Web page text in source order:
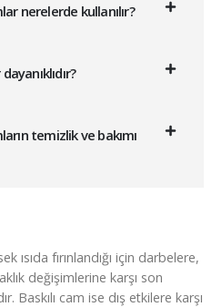
nerelerde kullanılır?
temizlik ve bakımı
ısıda fırınlandığı için darbelere,
değişimlerine karşı son
Baskılı cam ise dış etkilere karşı